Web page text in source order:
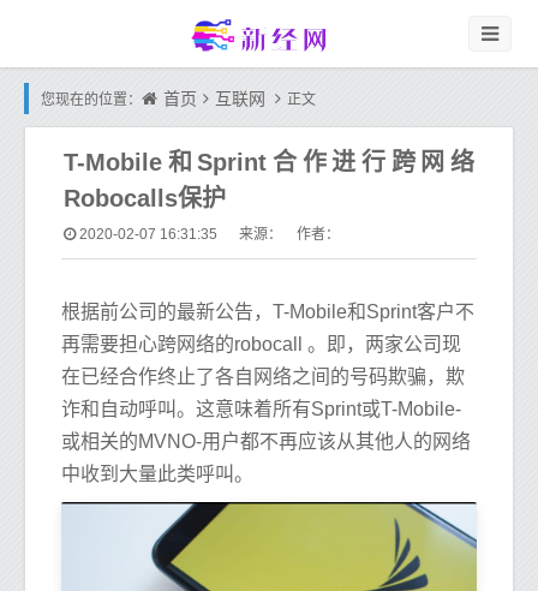
您现在的位置： 首页 互联网 正文
T-Mobile和Sprint合作进行跨网络
Robocalls保护
2020-02-07 16:31:35 来源： 作者：
根据前公司的最新公告，T-Mobile和Sprint客户不
再需要担心跨网络的robocall 。即，两家公司现
在已经合作终止了各自网络之间的号码欺骗，欺
诈和自动呼叫。这意味着所有Sprint或T-Mobile-
或相关的MVNO-用户都不再应该从其他人的网络
中收到大量此类呼叫。